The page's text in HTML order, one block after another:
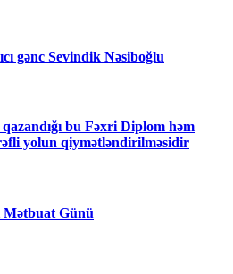
gənc Sevindik Nəsiboğlu
bu Fəxri Diplom həm
yolun qiymətləndirilməsidir
Günü